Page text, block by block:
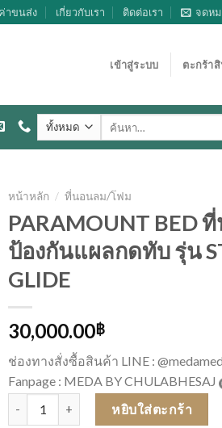
ค่าขนส่ง เกี่ยวกับเรา ติดต่อเรา จดห
เข้าสู่ระบบ ตะกร้า
ค้นหา:
หน้าหลัก / ที่นอนลม/โฟม
PARAMOUNT BED
ป้องกันแผลกดทับ รุ่น
GLIDE
30,000.00฿
ช่องทางสั่งซื้อสินค้า LINE :
Fanpage : MEDA BY CHULABHESAJ
จำนวน PARAMOUNT BED ที่นอน ป้องกัน
หยิบใส่ตะกร้า